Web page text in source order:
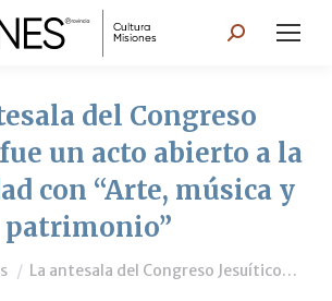
Search:
del Congreso
un acto abierto a la
con “Arte, música y
patrimonio”
La antesala del Congreso Jesuítico…